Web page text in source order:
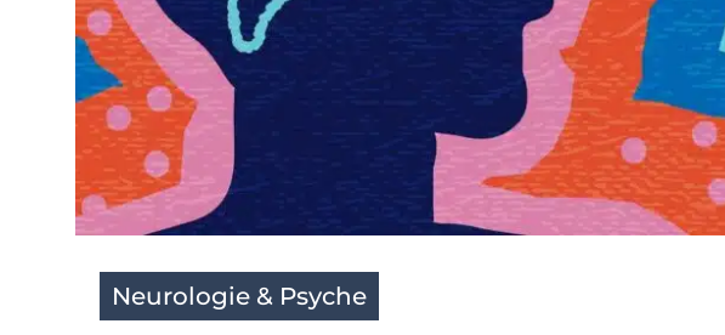
Neurologie & Psyche